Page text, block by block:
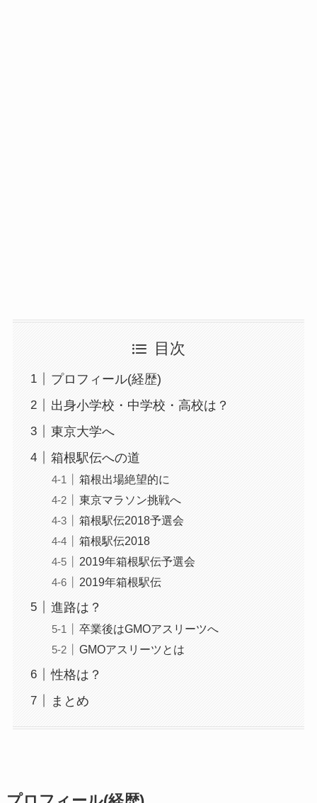
目次
プロフィール(経歴)
出身小学校・中学校・高校は？
東京大学へ
箱根駅伝への道
箱根出場絶望的に
東京マラソン挑戦へ
箱根駅伝2018予選会
箱根駅伝2018
2019年箱根駅伝予選会
2019年箱根駅伝
進路は？
卒業後はGMOアスリーツへ
GMOアスリーツとは
性格は？
まとめ